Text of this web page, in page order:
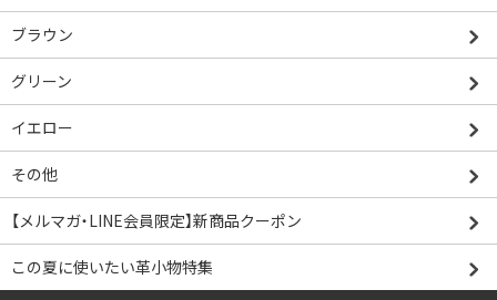
ブラウン
グリーン
イエロー
その他
【メルマガ・LINE会員限定】新商品クーポン
この夏に使いたい革小物特集